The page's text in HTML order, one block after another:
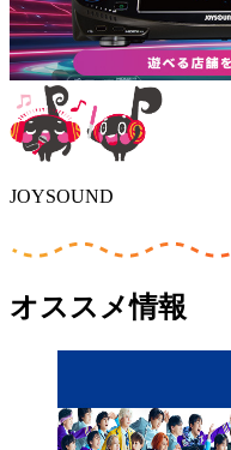
JOYSOUND
オススメ情報